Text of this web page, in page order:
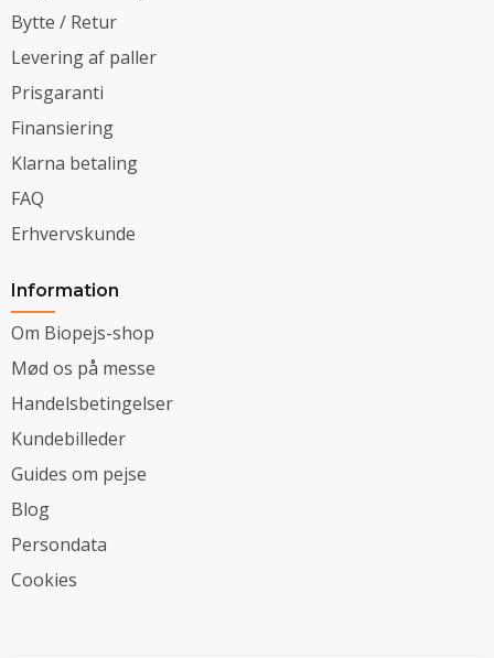
Bytte / Retur
Levering af paller
Prisgaranti
Finansiering
Klarna betaling
FAQ
Erhvervskunde
Information
Om Biopejs-shop
Mød os på messe
Handelsbetingelser
Kundebilleder
Guides om pejse
Blog
Persondata
Cookies